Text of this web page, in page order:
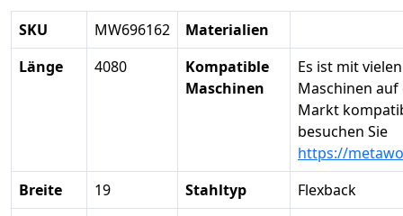
SKU MW696162
Materialien
Länge
4080
Kompatible
Maschinen
Es ist mit vielen
Maschinen auf
Markt
besuchen Sie
https://
Breite
19 Stahltyp
Flexback